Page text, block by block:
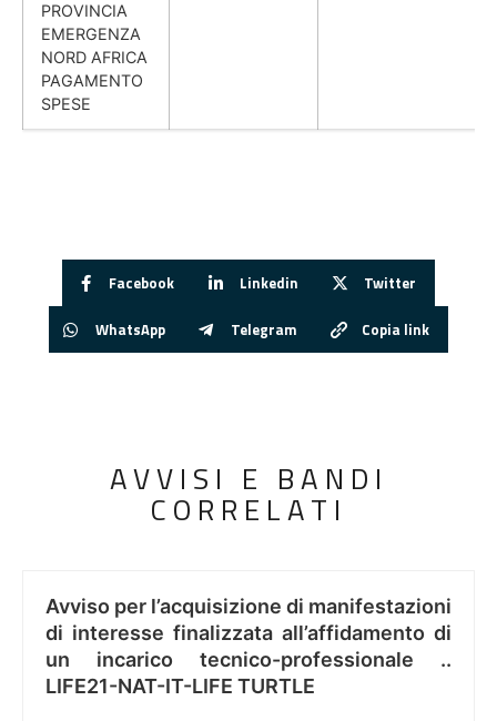
PROVINCIA
EMERGENZA
NORD AFRICA
PAGAMENTO
SPESE
Facebook Linkedin Twitter
WhatsApp Telegram Copia link
AVVISI E BANDI
CORRELATI
Avviso per l’acquisizione di manifestazioni
di interesse finalizzata all’affidamento di
un incarico tecnico-professionale ..
LIFE21-NAT-IT-LIFE TURTLE